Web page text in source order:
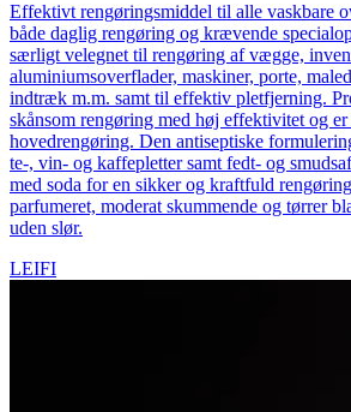
Effektivt rengøringsmiddel til alle vaskbare
både daglig rengøring og krævende
særligt velegnet til rengøring af vægge,
aluminiumsoverflader, maskiner, porte,
indtræk m.m. samt til effektiv pletfjerning.
skånsom rengøring med høj effektivitet og
hovedrengøring. Den antiseptiske
te‑, vin‑ og kaffepletter samt fedt‑ og
med soda for en sikker og kraftfuld
parfumeret, moderat skummende og tørrer
uden slør.
LEIFI